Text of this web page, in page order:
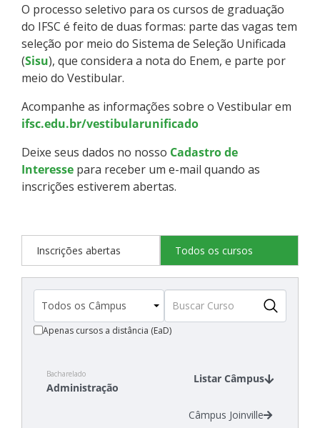
O processo seletivo para os cursos de graduação
do IFSC é feito de duas formas: parte das vagas tem
seleção por meio do Sistema de Seleção Unificada
(Sisu), que considera a nota do Enem, e parte por
meio do Vestibular.
Acompanhe as informações sobre o Vestibular em
ifsc.edu.br/vestibularunificado
Deixe seus dados no nosso Cadastro de
Interesse para receber um e-mail quando as
inscrições estiverem abertas.
Inscrições abertas Todos os cursos
Apenas cursos a distância (EaD)
Bacharelado
Administração
Listar Câmpus
Câmpus Joinville